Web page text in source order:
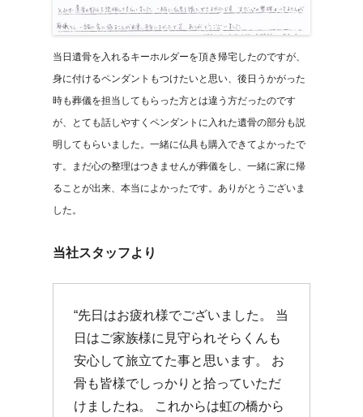
当日遺骨を入れるキーホルダーを頂き帰宅したのですが、
身に付けるペンダントもつけたいと思い、後日うかがった
時も葬儀を担当してもらった方とは違う方だったのです
が、とても話しやすくペンダントに入れた遺骨の部分も説
明してもらいました。一緒に仏具も購入できてよかったで
す。まだ心の整理はつきませんが葬儀をし、一緒に家に帰
ることが出来、本当によかったです。ありがとうございま
した。
当社スタッフより
“先日はお疲れ様でございました。 当
日はご家族様に見守られそらくんも
安心して旅立てた事と思います。 お
骨も皆様でしっかりと拾っていただ
けましたね。 これからは虹の橋から